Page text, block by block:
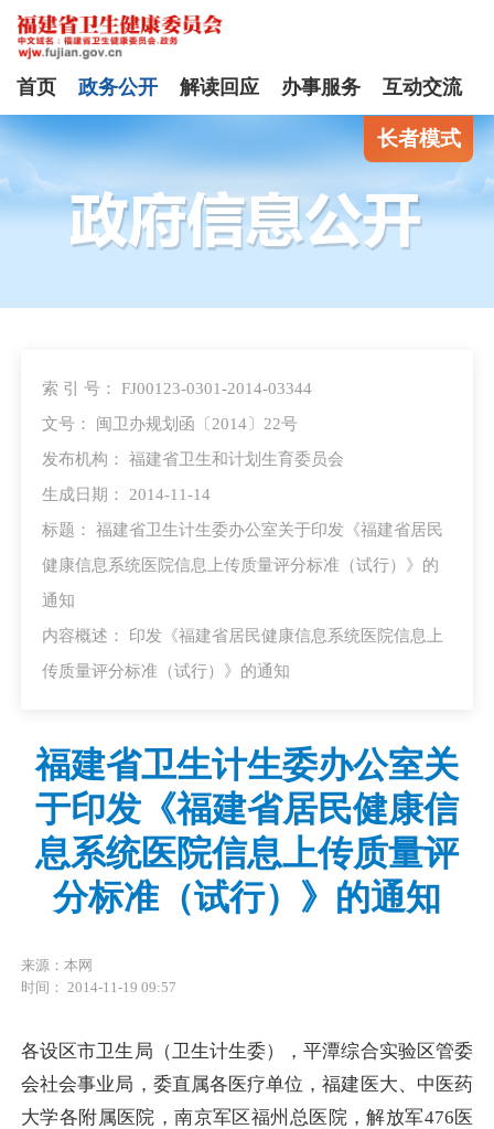
首页 政务公开 解读回应 办事服务 互动交流
长者模式
索 引 号： FJ00123-0301-2014-03344
文号： 闽卫办规划函〔2014〕22号
发布机构： 福建省卫生和计划生育委员会
生成日期： 2014-11-14
标题： 福建省卫生计生委办公室关于印发《福建省居民
健康信息系统医院信息上传质量评分标准（试行）》的
通知
内容概述： 印发《福建省居民健康信息系统医院信息上
传质量评分标准（试行）》的通知
福建省卫生计生委办公室关
于印发《福建省居民健康信
息系统医院信息上传质量评
分标准（试行）》的通知
来源：本网
时间： 2014-11-19 09:57
各设区市卫生局（卫生计生委），平潭综合实验区管委
会社会事业局，委直属各医疗单位，福建医大、中医药
大学各附属医院，南京军区福州总医院，解放军476医